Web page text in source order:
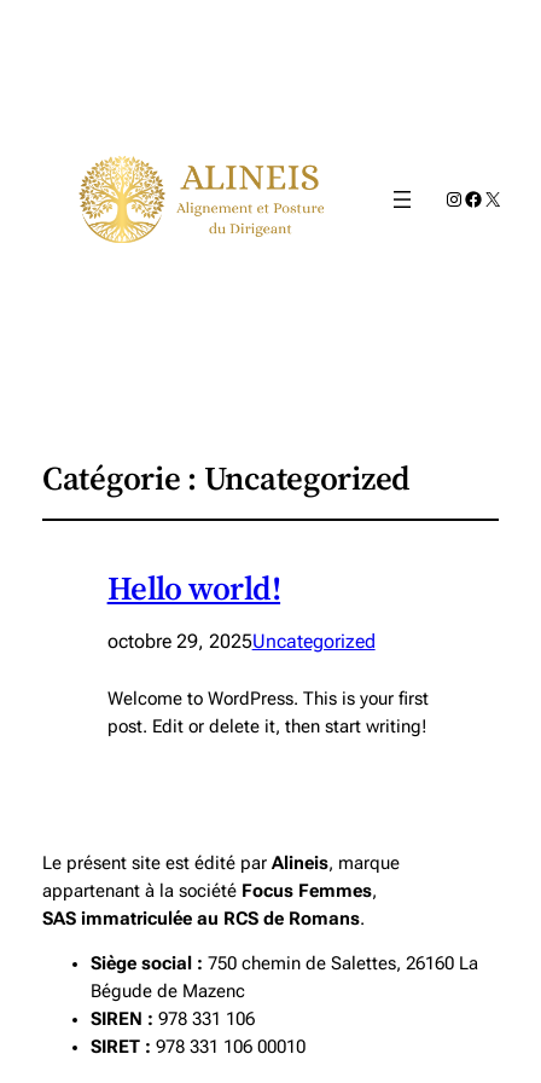
Instagram
X
Catégorie : Uncategorized
Hello world!
octobre 29, 2025Uncategorized
Welcome to WordPress. This is your first
post. Edit or delete it, then start writing!
Le présent site est édité par Alineis, marque
appartenant à la société Focus Femmes,
SAS immatriculée au RCS de Romans.
Siège social : 750 chemin de Salettes, 26160 La
Bégude de Mazenc
SIREN : 978 331 106
SIRET : 978 331 106 00010